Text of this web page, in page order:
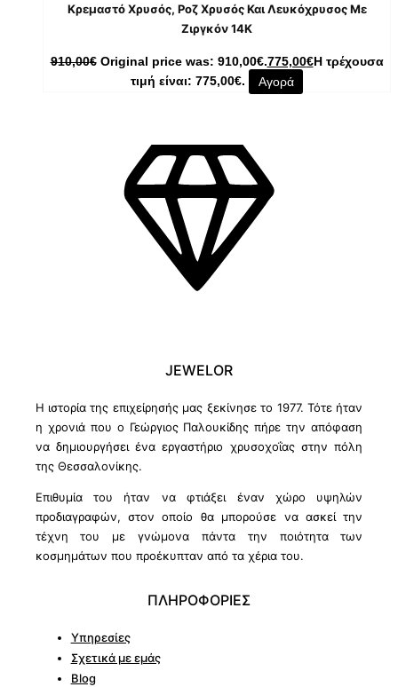
Κρεμαστό Χρυσός, Ροζ Χρυσός Και Λευκόχρυσος Με
Ζιργκόν 14K
910,00€ Original price was: 910,00€.775,00€Η τρέχουσα
τιμή είναι: 775,00€.
Αγορά
JEWELOR
Η ιστορία της επιχείρησής μας ξεκίνησε το 1977. Τότε ήταν
η χρονιά που ο Γεώργιος Παλουκίδης πήρε την απόφαση
να δημιουργήσει ένα εργαστήριο χρυσοχοΐας στην πόλη
της Θεσσαλονίκης.
Επιθυμία του ήταν να φτιάξει έναν χώρο υψηλών
προδιαγραφών, στον οποίο θα μπορούσε να ασκεί την
τέχνη του με γνώμονα πάντα την ποιότητα των
κοσμημάτων που προέκυπταν από τα χέρια του.
ΠΛΗΡΟΦΟΡΙΕΣ
Υπηρεσίες
Σχετικά με εμάς
Blog